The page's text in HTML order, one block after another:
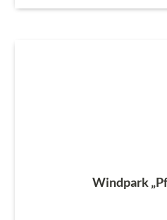
Windpark